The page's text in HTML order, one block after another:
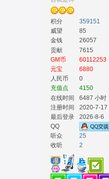
积分
359151
威望
85
金钱
26057
贡献
7615
GM币
60112253
元宝
6880
人民币
0
充值点
4150
在线时间
6487 小时
注册时间
2020-7-17
最后登录
2026-8-6
QQ
听众
25
收听
2